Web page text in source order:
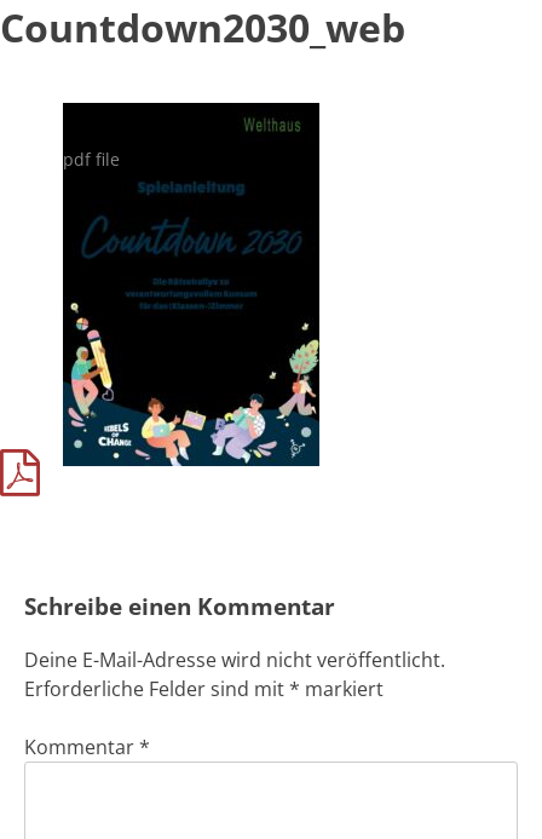
Countdown2030_web
Schreibe einen Kommentar
Deine E-Mail-Adresse wird nicht veröffentlicht.
Erforderliche Felder sind mit* markiert
Kommentar*